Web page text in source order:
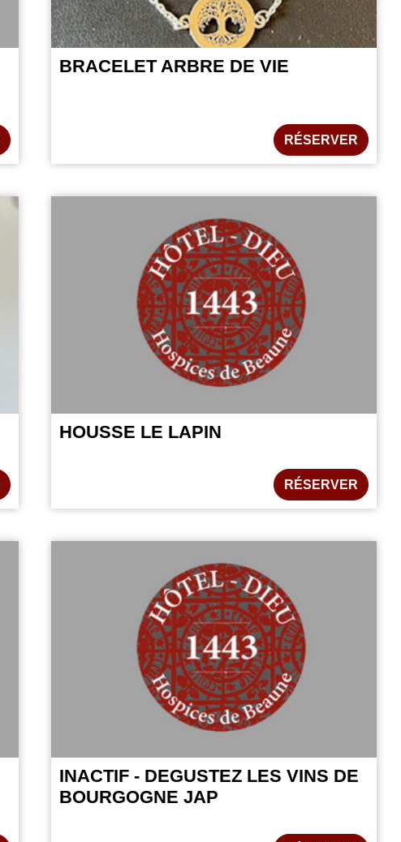
BRACELET ARBRE DE VIE
RÉSERVER
HOUSSE LE LAPIN
RÉSERVER
INACTIF - DEGUSTEZ LES VINS DE
BOURGOGNE JAP